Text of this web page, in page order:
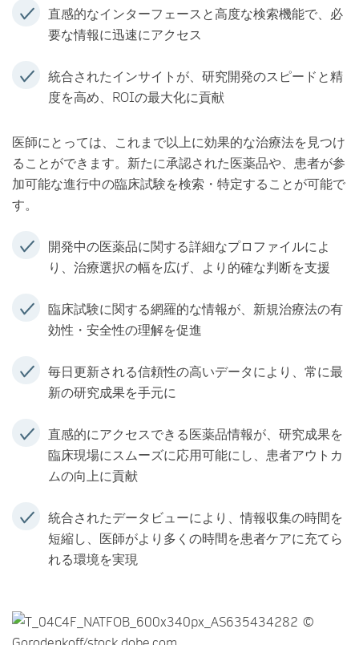
直感的なインターフェースと高度な検索機能で、必
要な情報に迅速にアクセス
統合されたインサイトが、研究開発のスピードと精
度を高め、ROIの最大化に貢献
医師にとっては、これまで以上に効果的な治療法を見つけ
ることができます。新たに承認された医薬品や、患者が参
加可能な進行中の臨床試験を検索・特定することが可能で
す。
開発中の医薬品に関する詳細なプロファイルによ
り、治療選択の幅を広げ、より的確な判断を支援
臨床試験に関する網羅的な情報が、新規治療法の有
効性・安全性の理解を促進
毎日更新される信頼性の高いデータにより、常に最
新の研究成果を手元に
直感的にアクセスできる医薬品情報が、研究成果を
臨床現場にスムーズに応用可能にし、患者アウトカ
ムの向上に貢献
統合されたデータビューにより、情報収集の時間を
短縮し、医師がより多くの時間を患者ケアに充てら
れる環境を実現